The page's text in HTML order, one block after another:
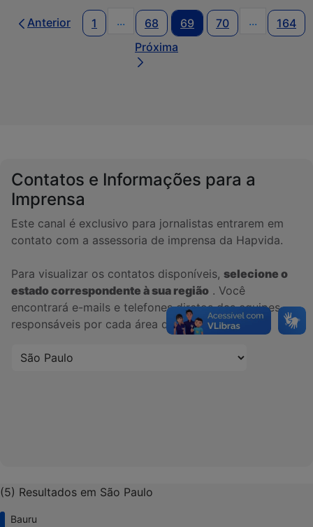
Anterior 1 ...Páginas intermediárias Usar ABA
68 69 70 ...Páginas
164
Próxima
Contatos e Informações para a
Imprensa
Este canal é exclusivo para jornalistas entrarem em
contato com a assessoria de imprensa da Hapvida.
Para visualizar os contatos disponíveis, selecione o
estado correspondente à sua região . Você
encontrará e-mails e telefones diretos das equipes
responsáveis por cada área de cobertura.
(5) Resultados em São Paulo
Bauru